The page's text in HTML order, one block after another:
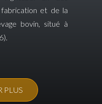
et de la
bovin, situé à
PLUS